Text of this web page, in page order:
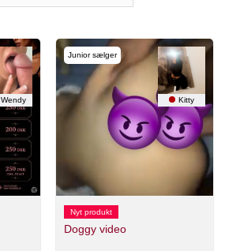
Wendy
Junior sælger
Kitty
Nyt produkt
Doggy video